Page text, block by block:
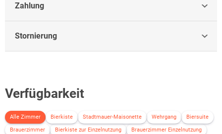
Zahlung
Stornierung
Verfügbarkeit
Alle Zimmer Bierkiste Stadtmauer-Maisonette Wehrgang
Biersuite
Brauerzimmer
Bierkiste zur Einzelnutzung
Brauerzimmer Einzelnutzung